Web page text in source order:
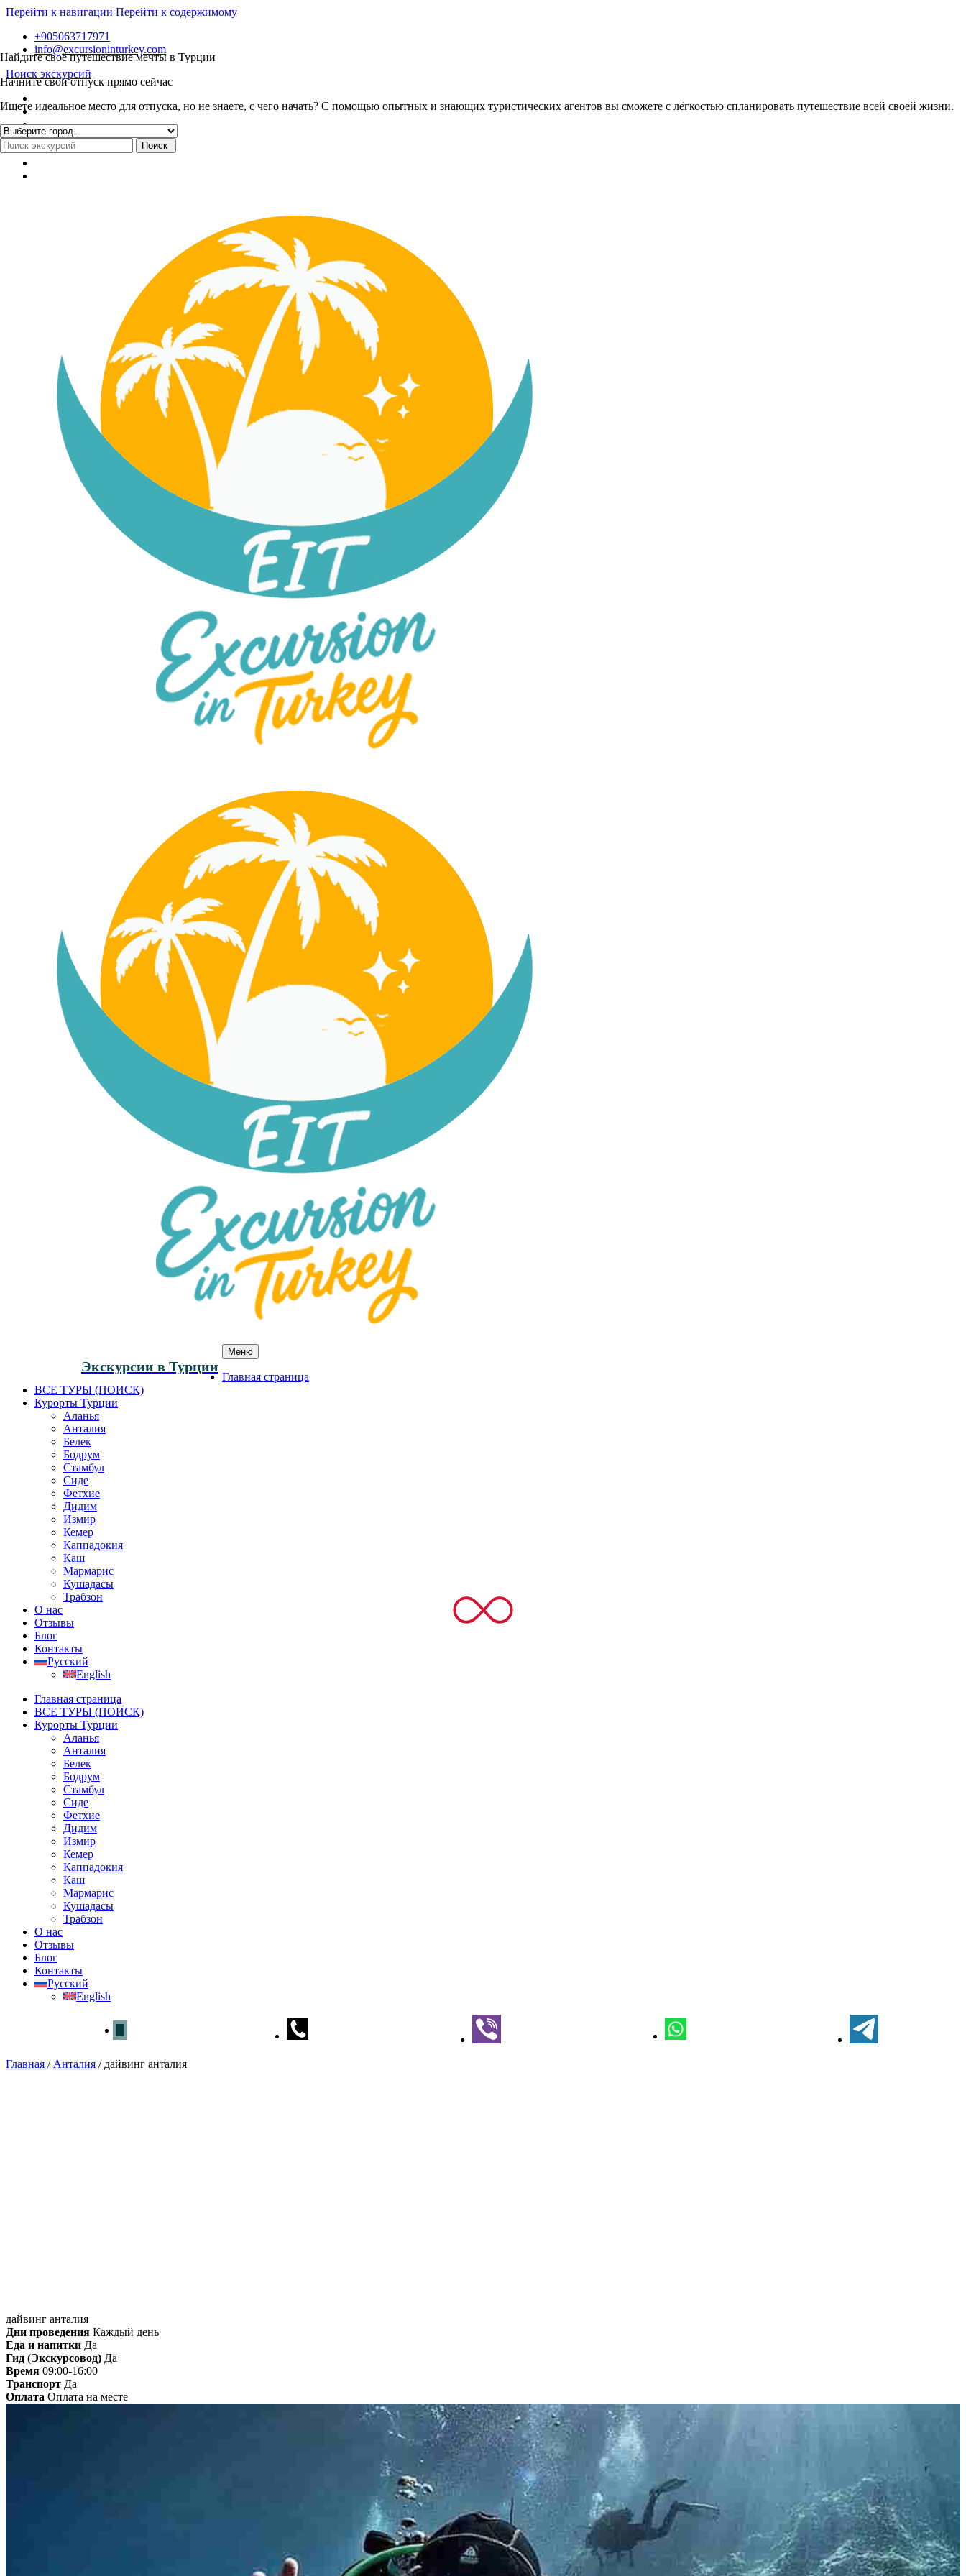
Перейти к навигации Перейти к содержимому
Найдите своё путешествие мечты в Турции
Начните свой отпуск прямо сейчас
Ищете идеальное место для отпуска, но не знаете, с чего начать? С помощью опытных и знающих туристических агентов вы сможете с лёгкостью спланировать путешествие всей своей жизни.
+905063717971
info@excursioninturkey.com
Поиск экскурсий
Меню
Экскурсии в Турции
Главная страница
ВСЕ ТУРЫ (ПОИСК)
Курорты Турции
Аланья
Анталия
Белек
Бодрум
Стамбул
Сиде
Фетхие
Дидим
Измир
Кемер
Каппадокия
Каш
Мармарис
Кушадасы
Трабзон
О нас
Отзывы
Блог
Контакты
Русский
English
Главная страница
ВСЕ ТУРЫ (ПОИСК)
Курорты Турции
Аланья
Анталия
Белек
Бодрум
Стамбул
Сиде
Фетхие
Дидим
Измир
Кемер
Каппадокия
Каш
Мармарис
Кушадасы
Трабзон
О нас
Отзывы
Блог
Контакты
Русский
English
Главная / Анталия / дайвинг анталия
дайвинг анталия
Дни проведения Каждый день
Еда и напитки Да
Гид (Экскурсовод) Да
Время 09:00-16:00
Транспорт Да
Оплата Оплата на месте